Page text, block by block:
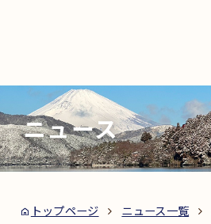
ニュース
トップページ ニュース一覧